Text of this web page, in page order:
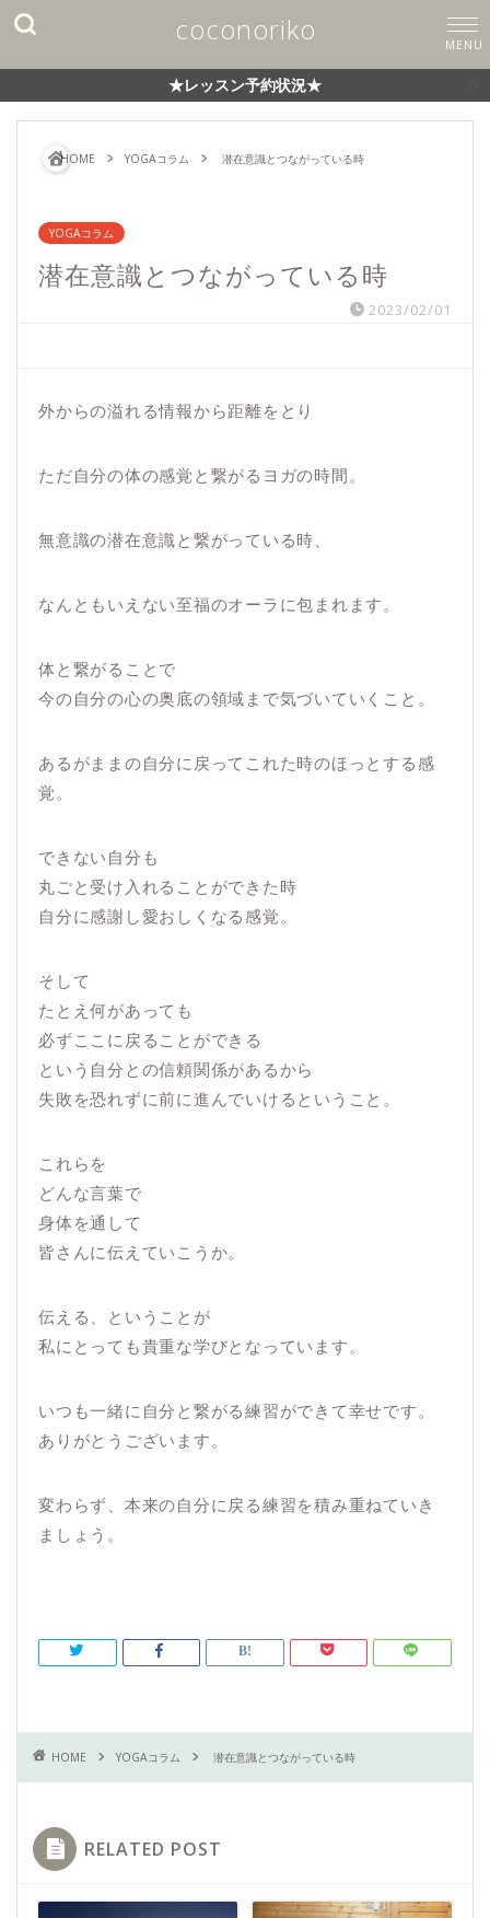
coconoriko
★レッスン予約状況★
HOME YOGAコラム 潜在意識とつながっている時
YOGAコラム
潜在意識とつながっている時
2023/02/01
外からの溢れる情報から距離をとり
ただ自分の体の感覚と繋がるヨガの時間。
無意識の潜在意識と繋がっている時、
なんともいえない至福のオーラに包まれます。
体と繋がることで
今の自分の心の奥底の領域まで気づいていくこと。
あるがままの自分に戻ってこれた時のほっとする感
覚。
できない自分も
丸ごと受け入れることができた時
自分に感謝し愛おしくなる感覚。
そして
たとえ何があっても
必ずここに戻ることができる
という自分との信頼関係があるから
失敗を恐れずに前に進んでいけるということ。
これらを
どんな言葉で
身体を通して
皆さんに伝えていこうか。
伝える、ということが
私にとっても貴重な学びとなっています。
いつも一緒に自分と繋がる練習ができて幸せです。
ありがとうございます。
変わらず、本来の自分に戻る練習を積み重ねていき
ましょう。
HOME YOGAコラム 潜在意識とつながっている時
RELATED POST